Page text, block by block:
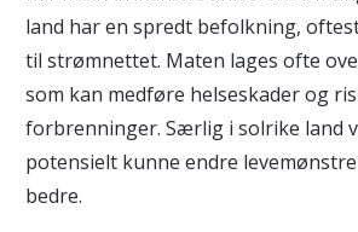
land har en spredt befolkning,
til strømnettet. Maten lages ofte
som kan medføre helseskader og
forbrenninger. Særlig i solrike land
potensielt kunne endre
bedre.